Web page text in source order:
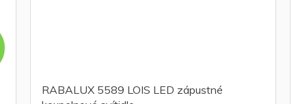
RABALUX 5589 LOIS LED zápustné